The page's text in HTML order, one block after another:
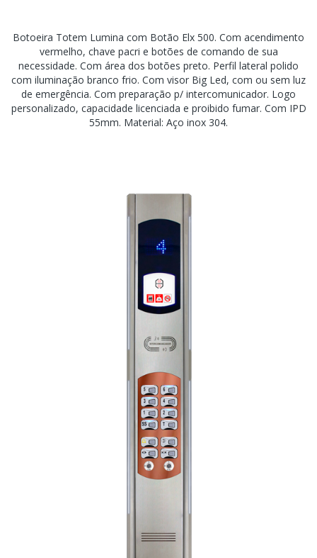
Botoeira Totem Lumina com Botão Elx 500. Com acendimento
vermelho, chave pacri e botões de comando de sua
necessidade. Com área dos botões preto. Perfil lateral polido
com iluminação branco frio. Com visor Big Led, com ou sem luz
de emergência. Com preparação p/ intercomunicador. Logo
personalizado, capacidade licenciada e proibido fumar. Com IPD
55mm. Material: Aço inox 304.